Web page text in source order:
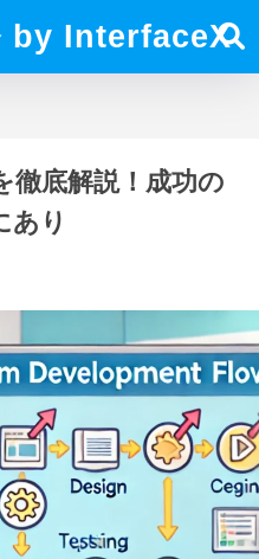
by InterfaceX
徹底解説！成功の
あり